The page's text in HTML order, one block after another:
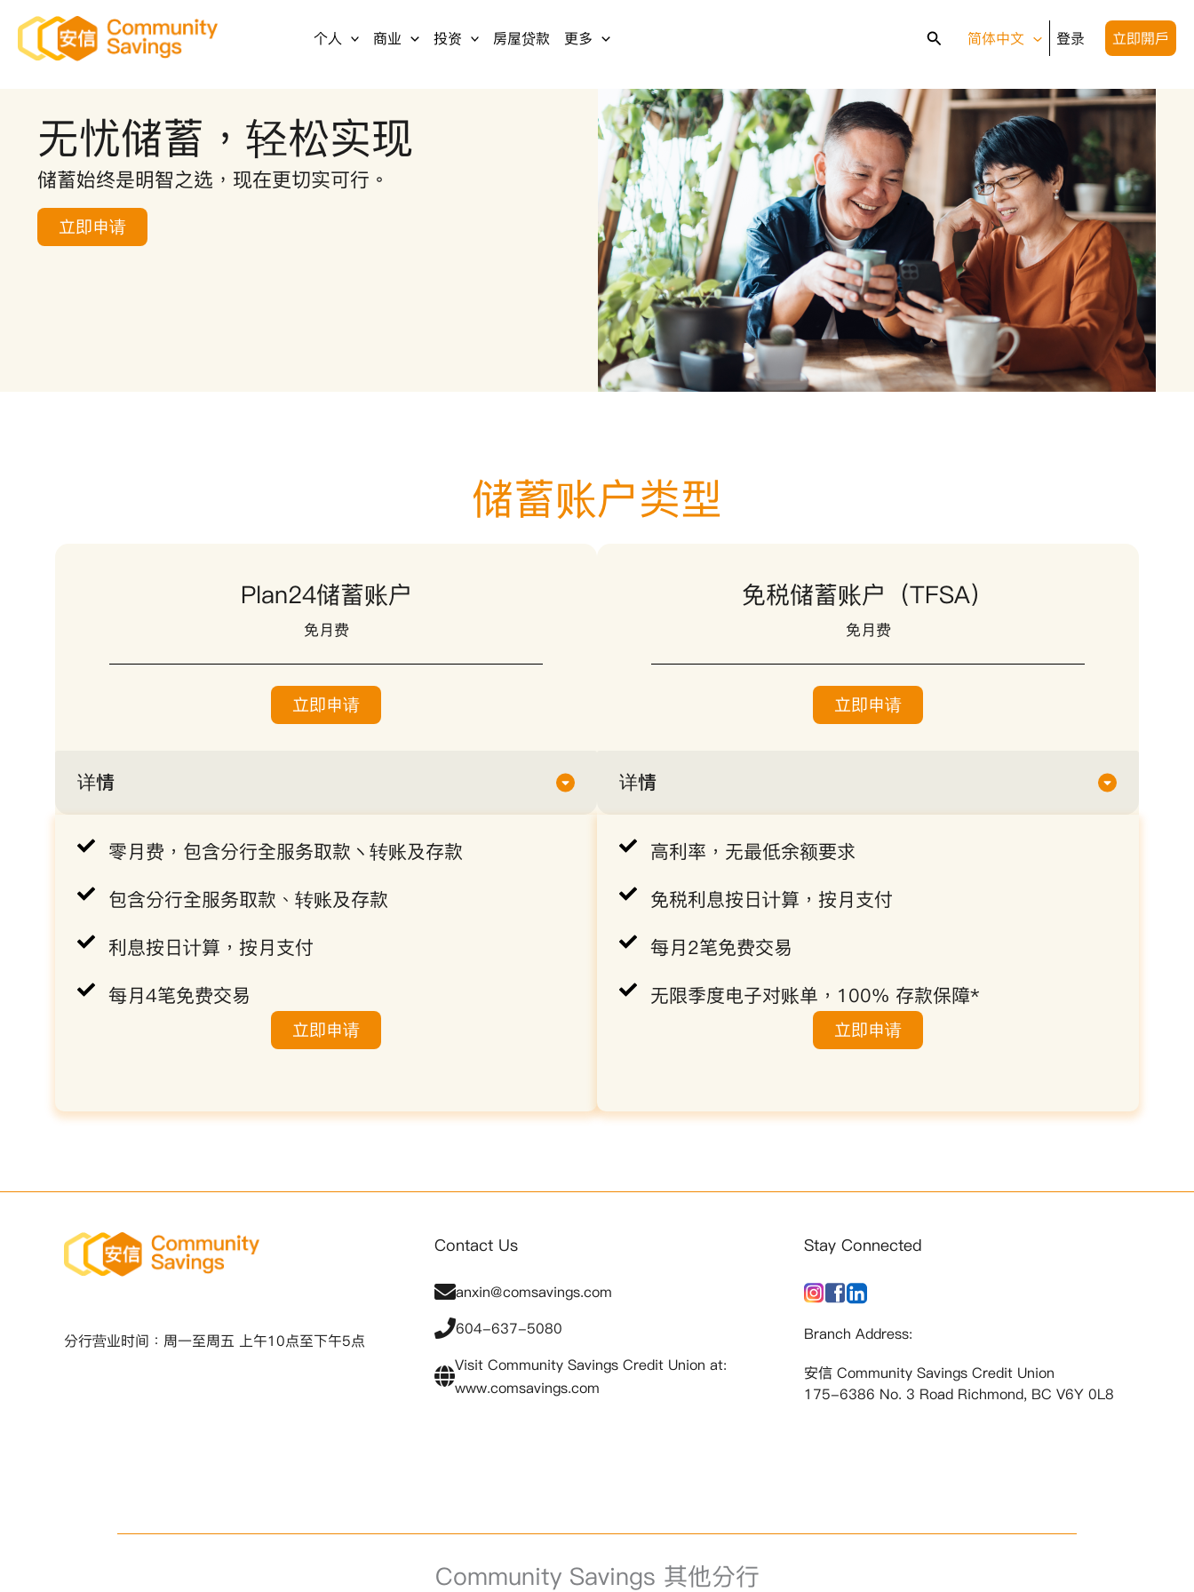
个人 商业 投资 房屋贷款 更多
搜
简体中文 登录 立即開戶
无忧储蓄，轻松实现
储蓄始终是明智之选，现在更切实可行。
立即申请
储蓄账户类型
Plan24储蓄账户
免月费
立即申请
详情
零月费，包含分行全服务取款丶转账及存款
包含分行全服务取款、转账及存款
利息按日计算，按月支付
每月4笔免费交易
立即申请
免税储蓄账户（TFSA）
免月费
立即申请
详情
高利率，无最低余额要求
免税利息按日计算，按月支付
每月2笔免费交易
无限季度电子对账单，100% 存款保障*
立即申请
分行营业时间：周一至周五 上午10点至下午5点
Contact Us
anxin@comsavings.com
604-637-5080
Visit Community Savings Credit Union at:
www.comsavings.com
Stay Connected
Branch Address:
安信 Community Savings Credit Union
175-6386 No. 3 Road Richmond, BC V6Y 0L8
Community Savings 其他分行